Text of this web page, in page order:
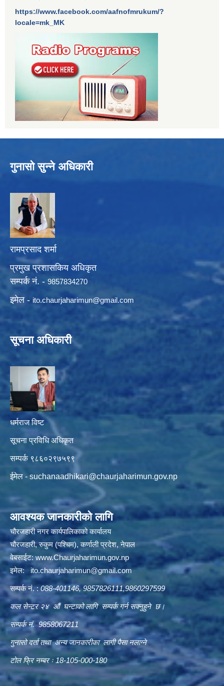
https://www.facebook.com/aafnofmrukum/?
locale=mk_MK
गुनासो सुन्ने अधिकारी
रामप्रसाद शर्मा
प्रमुख प्रशासकिय अधिकृत
सम्पर्क नं. - 9857834270
इमेल - ito.chaurjaharimun@gmail.com
सूचना अधिकारी
धर्मराज विष्ट
सूचना प्रविधि अधिकृत
सम्पर्क ९८६०२९७५९९
ईमेल -suchanaadhikari@chaurjaharimun.gov.np
आवश्यक जानकारीको लागि
चौरजहारी नगर कार्यपालिकाको कार्यालय
चौरजहारी, रुकुम (पश्चिम), कर्णाली प्रदेश, नेपाल
वेबसाईट:www.Chaurjaharimun.gov.np
इमेल: ito.chaurjaharimun@gmail.com
सम्पर्क नं. :088-401146, 9857826111,9860297599
कल सेन्टर २४ औं घन्टाको लागि सम्पर्क गर्न सक्नुहुने छ।
सम्पर्क नं. 9858067211
गुनासो दर्ता तथा अन्य जानकारीका लागी पैसा नलाग्ने
टोल फ्रि नम्बर ः 18-105-000-180